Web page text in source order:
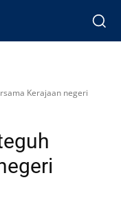
Kerajaan negeri